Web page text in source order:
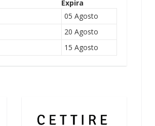
Expira
05 Agosto
20 Agosto
15 Agosto